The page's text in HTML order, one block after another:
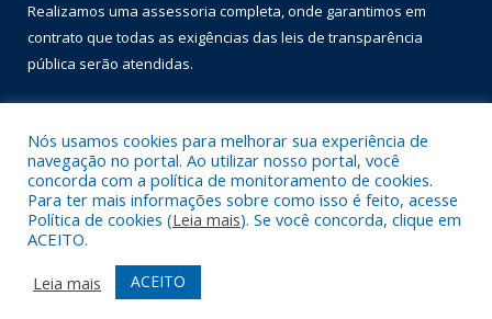
Realizamos uma assessoria completa, onde garantimos em
contrato que todas as exigências das leis de transparência
pública serão atendidas.
Todos os direitos reservados a Prefeitura Municipal de Óbidos.
Mapa do Site
Acessar Área Administrativa
Acessar Webmail
Nós usamos cookies para melhorar sua experiência de
navegação no portal. Ao utilizar nosso portal, você
concorda com a política de monitoramento de cookies.
Para ter mais informações sobre como isso é feito, acesse
Política de cookies (Leia mais). Se você concorda, clique em
ACEITO.
Leia mais
ACEITO